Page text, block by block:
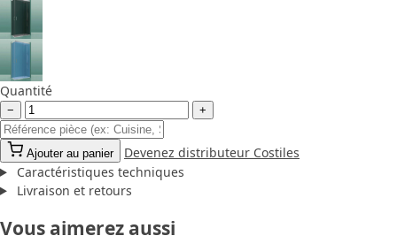
Quantité
− +
Ajouter au panier
Devenez distributeur Costiles
Caractéristiques techniques
Livraison et retours
Vous aimerez aussi